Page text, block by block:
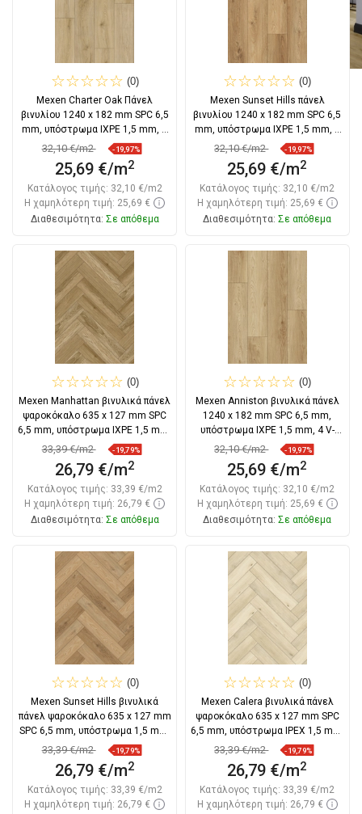
(0)
Mexen Charter Oak Πάνελ
βινυλίου 1240 x 182 mm SPC 6,5
mm, υπόστρωμα IXPE 1,5 mm, 4
V-Fuga, Δρυς
32,10 €/m2 -19,97%
25,69 €/m2
Κατάλογος τιμής: 32,10 €/m2
Η χαμηλότερη τιμή: 25,69 €
Διαθεσιμότητα: Σε απόθεμα
Στο καλάθι
favorite_border Αγαπημένα
Σύγκριση
(0)
Mexen Sunset Hills πάνελ
βινυλίου 1240 x 182 mm SPC 6,5
mm, υπόστρωμα IXPE 1,5 mm, 4
V-Φούγκα,
32,10 €/m2 -19,97%
25,69 €/m2
Κατάλογος τιμής: 32,10 €/m2
Η χαμηλότερη τιμή: 25,69 €
Διαθεσιμότητα: Σε απόθεμα
Στο καλάθι
Σύγκριση
(0)
Mexen Manhattan βινυλικά πάνελ
ψαροκόκαλο 635 x 127 mm SPC
6,5 mm, υπόστρωμα IXPE 1,5 mm,
4
33,39 €/m2 -19,79%
26,79 €/m2
Κατάλογος τιμής: 33,39 €/m2
Η χαμηλότερη τιμή: 26,79 €
Διαθεσιμότητα: Σε απόθεμα
Στο καλάθι
favorite_border Αγαπημένα
Σύγκριση
(0)
Mexen Anniston βινυλικά πάνελ
1240 x 182 mm SPC 6,5 mm,
υπόστρωμα IXPE 1,5 mm, 4 V-
Fuga, Δρυς
32,10 €/m2 -19,97%
25,69 €/m2
Κατάλογος τιμής: 32,10 €/m2
Η χαμηλότερη τιμή: 25,69 €
Διαθεσιμότητα: Σε απόθεμα
Στο καλάθι
favorite_border Αγαπημένα
Σύγκριση
(0)
Mexen Sunset Hills βινυλικά
πάνελ ψαροκόκαλο 635 x 127 mm
SPC 6,5 mm, υπόστρωμα 1,5 mm,
4
33,39 €/m2 -19,79%
26,79 €/m2
Κατάλογος τιμής: 33,39 €/m2
Η χαμηλότερη τιμή: 26,79 €
(0)
Mexen Calera βινυλικά πάνελ
ψαροκόκαλο 635 x 127 mm SPC
6,5 mm, υπόστρωμα IPEX 1,5 mm,
4
33,39 €/m2 -19,79%
26,79 €/m2
Κατάλογος τιμής: 33,39 €/m2
Η χαμηλότερη τιμή: 26,79 €